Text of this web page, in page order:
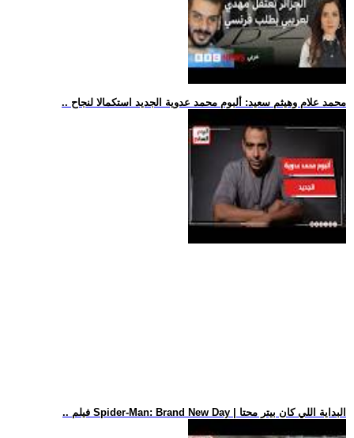
.. محمد علام وهيثم سعيد: ألبوم محمد عدوية الجديد استكمالا لنجاح
.. فيلم Spider-Man: Brand New Day | البداية اللي كان بيتر محتا